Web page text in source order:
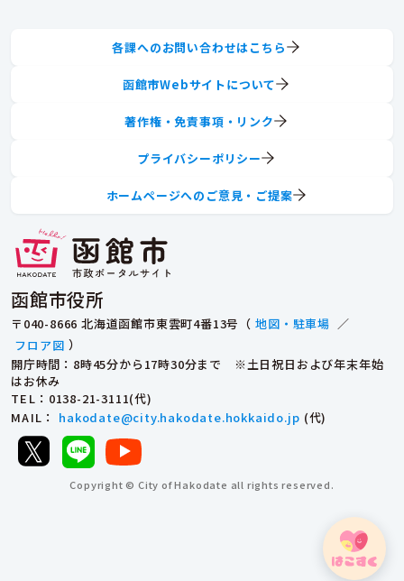
函館市役所
〒040-8666 北海道函館市東雲町4番13号（ 地図・駐車場 ／
フロア図 ）
開庁時間：8時45分から17時30分まで ※土日祝日および年末年始
はお休み
TEL ：0138-21-3111(代)
MAIL ： hakodate@city.hakodate.hokkaido.jp (代)
各課へのお問い合わせはこちら
函館市Webサイトについて
著作権・免責事項・リンク
プライバシーポリシー
ホームページへのご意見・ご提案
Copyright © City of Hakodate all rights reserved.